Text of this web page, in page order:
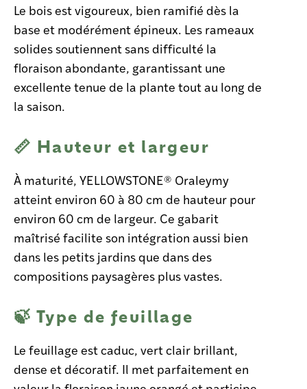
Le bois est vigoureux, bien ramifié dès la
base et modérément épineux. Les rameaux
solides soutiennent sans difficulté la
floraison abondante, garantissant une
excellente tenue de la plante tout au long de
la saison.
📏 Hauteur et largeur
À maturité, YELLOWSTONE® Oraleymy
atteint environ 60 à 80 cm de hauteur pour
environ 60 cm de largeur. Ce gabarit
maîtrisé facilite son intégration aussi bien
dans les petits jardins que dans des
compositions paysagères plus vastes.
🍃 Type de feuillage
Le feuillage est caduc, vert clair brillant,
dense et décoratif. Il met parfaitement en